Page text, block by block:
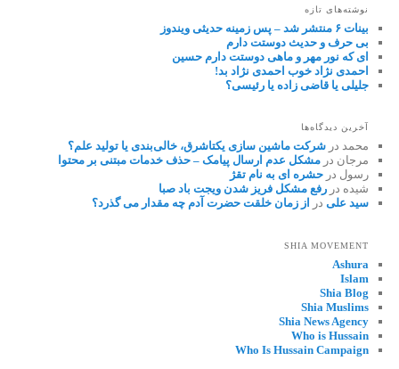
نوشته‌های تازه
بینات ۶ منتشر شد – پس زمینه حدیثی ویندوز
بی حرف و حدیث دوستت دارم
ای که نور مهر و ماهی دوستت دارم حسین
احمدی نژاد خوب احمدی نژاد بد!
جلیلی یا قاضی زاده یا رئیسی؟
آخرین دیدگاه‌ها
محمد درشرکت ماشین سازی یکتاشرق، خالی‌بندی یا تولید علم؟
مرجان درمشکل عدم ارسال پیامک – حذف خدمات مبتنی بر محتوا
رسول درحشره ای به نام تقژ
شیده دررفع مشکل فریز شدن ویجت باد صبا
سید علی در از زمان خلقت حضرت آدم چه مقدار می گذرد؟
SHIA MOVEMENT
Ashura
Islam
Shia Blog
Shia Muslims
Shia News Agency
Who is Hussain
Who Is Hussain Campaign